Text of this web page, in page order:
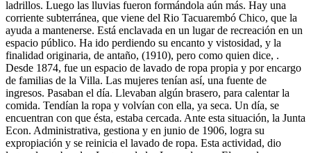
ladrillos. Luego las lluvias fueron formándola aún más. Hay una
corriente subterránea, que viene del Rio Tacuarembó Chico, que la
ayuda a mantenerse. Está enclavada en un lugar de recreación en un
espacio público. Ha ido perdiendo su encanto y vistosidad, y la
finalidad originaria, de antaño, (1910), pero como quien dice, .
Desde 1874, fue un espacio de lavado de ropa propia y por encargo
de familias de la Villa. Las mujeres tenían así, una fuente de
ingresos. Pasaban el día. Llevaban algún brasero, para calentar la
comida. Tendían la ropa y volvían con ella, ya seca. Un día, se
encuentran con que ésta, estaba cercada. Ante esta situación, la Junta
Econ. Administrativa, gestiona y en junio de 1906, logra su
expropiación y se reinicia el lavado de ropa. Esta actividad, dio